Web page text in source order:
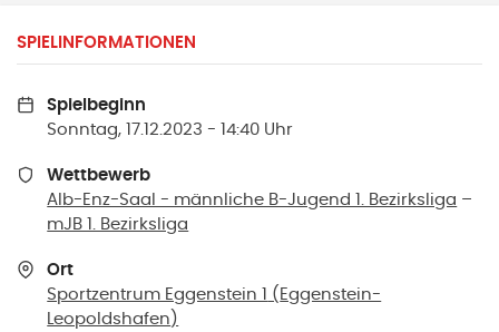
SPIELINFORMATIONEN
Spielbeginn
Sonntag, 17.12.2023 - 14:40 Uhr
Wettbewerb
Alb-Enz-Saal - männliche B-Jugend 1. Bezirksliga –
mJB 1. Bezirksliga
Ort
Sportzentrum Eggenstein 1
( Eggenstein-
Leopoldshafen )